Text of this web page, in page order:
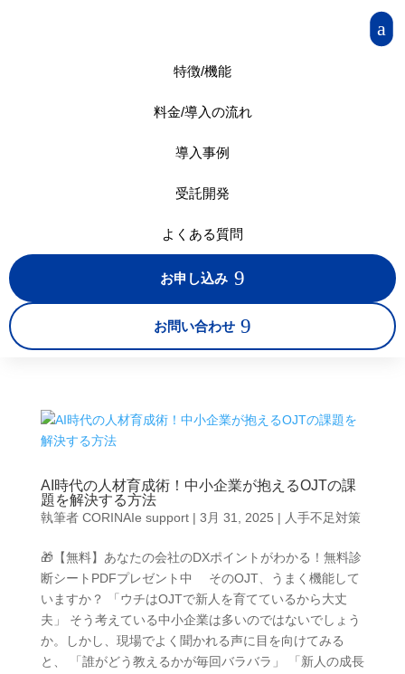
a
特徴/機能
料金/導入の流れ
導入事例
受託開発
よくある質問
9
お申し込み
9
お問い合わせ
AI時代の人材育成術！中小企業が抱えるOJTの課
題を解決する方法
執筆者 CORINAIe support| 3月 31, 2025 | 人手不足対策
🎁【無料】あなたの会社のDXポイントがわかる！無料診
断シートPDFプレゼント中 そのOJT、うまく機能して
いますか？ 「ウチはOJTで新人を育てているから大丈
夫」 そう考えている中小企業は多いのではないでしょう
か。しかし、現場でよく聞かれる声に目を向けてみる
と、 「誰がどう教えるかが毎回バラバラ」 「新人の成長